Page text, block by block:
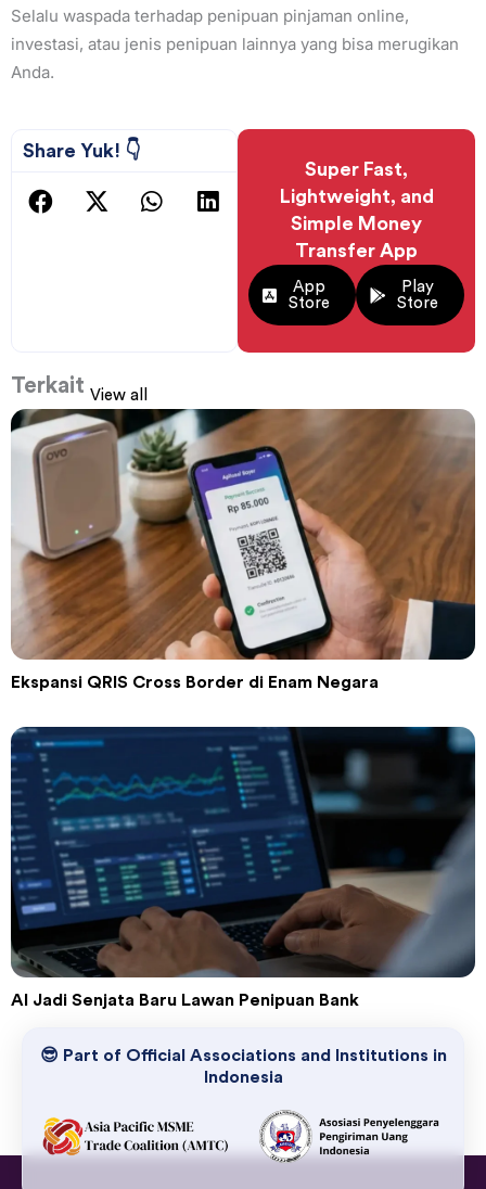
Selalu waspada terhadap penipuan pinjaman online,
investasi, atau jenis penipuan lainnya yang bisa merugikan
Anda.
Share Yuk! 👇
Super Fast,
Lightweight, and
Simple Money
Transfer App
App
Store
Play
Store
Terkait View all
Ekspansi QRIS Cross Border di Enam Negara
AI Jadi Senjata Baru Lawan Penipuan Bank
😎 Part of Official Associations and Institutions in
Indonesia